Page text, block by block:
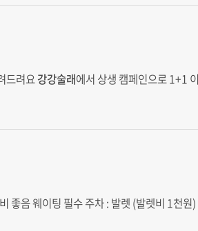
드려요강강술래에서 상생 캠페인으로 1+1
좋음 웨이팅 필수 주차 : 발렛 (발렛비 1천원